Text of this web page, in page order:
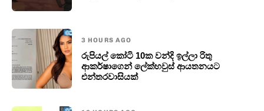
3 HOURS AGO
රුපියල් කෝටි 10ක වන්දි ඉල්ලා රිතු
ආකර්ෂාගෙන් ලේක්හවුස් ආයතනයට
එන්තරවාසියක්